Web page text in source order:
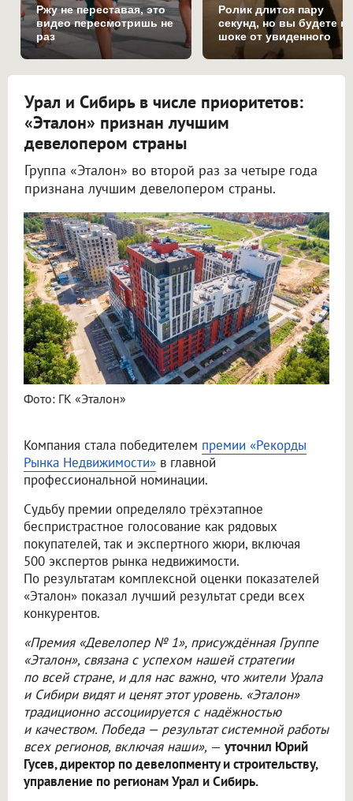
Ржу не переставая, это
видео пересмотришь не
раз
Ролик длится пару
секунд, но вы будете в
шоке от увиденного
Урал и Сибирь в числе приоритетов:
«Эталон» признан лучшим
девелопером страны
Группа «Эталон» во второй раз за четыре года
признана лучшим девелопером страны.
Фото: ГК «Эталон»
Компания стала победителем премии «Рекорды
Рынка Недвижимости» в главной
профессиональной номинации.
Судьбу премии определяло трёхэтапное
беспристрастное голосование как рядовых
покупателей, так и экспертного жюри, включая
500 экспертов рынка недвижимости.
По результатам комплексной оценки показателей
«Эталон» показал лучший результат среди всех
конкурентов.
«Премия «Девелопер № 1», присуждённая Группе
«Эталон», связана с успехом нашей стратегии
по всей стране, и для нас важно, что жители Урала
и Сибири видят и ценят этот уровень. «Эталон»
традиционно ассоциируется с надёжностью
и качеством. Победа — результат системной работы
всех регионов, включая наши», — уточнил Юрий
Гусев, директор по девелопменту и строительству,
управление по регионам Урал и Сибирь.